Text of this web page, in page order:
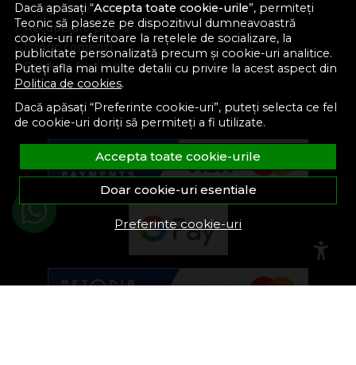
Dacă apăsați “Accepta toate cookie-urile”, permiteți
Teonic să plaseze pe dispozitivul dumneavoastră
cookie-uri referitoare la rețelele de socializare, la
publicitate personalizată precum și cookie-uri analitice.
Puteți afla mai multe detalii cu privire la acest aspect din
Politica de cookies.
Dacă apăsați “Preferinte cookie-uri”, puteți selecta ce fel
de cookie-uri doriți să permiteți a fi utilizate.
Accepta toate cookie-urile
Doar cookie-uri esentiale
Preferinte cookie-uri
Inregistrare
Recuperare parola
Istoric comenzi
Produse favorite
Devino partener